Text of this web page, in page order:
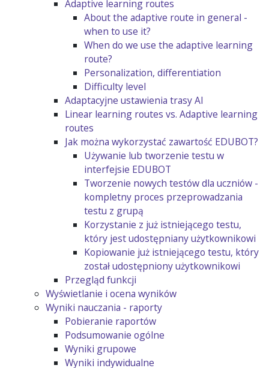
Adaptive learning routes
About the adaptive route in general -
when to use it?
When do we use the adaptive learning
route?
Personalization, differentiation
Difficulty level
Adaptacyjne ustawienia trasy AI
Linear learning routes vs. Adaptive learning
routes
Jak można wykorzystać zawartość EDUBOT?
Używanie lub tworzenie testu w
interfejsie EDUBOT
Tworzenie nowych testów dla uczniów -
kompletny proces przeprowadzania
testu z grupą
Korzystanie z już istniejącego testu,
który jest udostępniany użytkownikowi
Kopiowanie już istniejącego testu, który
został udostępniony użytkownikowi
Przegląd funkcji
Wyświetlanie i ocena wyników
Wyniki nauczania - raporty
Pobieranie raportów
Podsumowanie ogólne
Wyniki grupowe
Wyniki indywidualne